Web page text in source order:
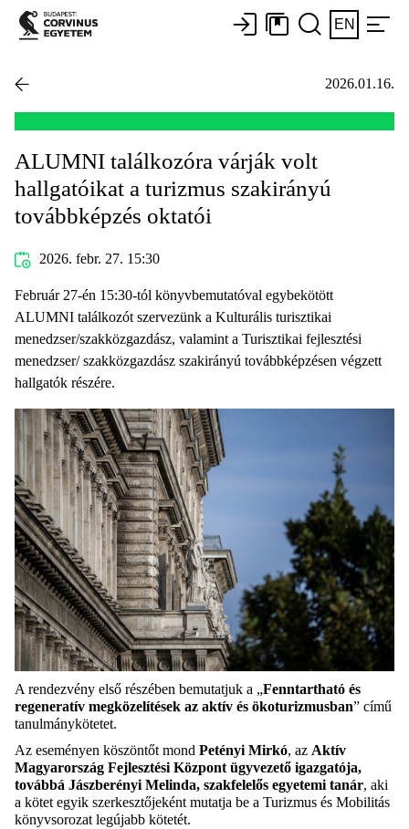
EN
2026.01.16.
ALUMNI találkozóra várják volt
hallgatóikat a turizmus szakirányú
továbbképzés oktatói
2026. febr. 27. 15:30
Február 27-én 15:30-tól könyvbemutatóval egybekötött
ALUMNI találkozót szervezünk a Kulturális turisztikai
menedzser/szakközgazdász, valamint a Turisztikai fejlesztési
menedzser/ szakközgazdász szakirányú továbbképzésen végzett
hallgatók részére.
A rendezvény első részében bemutatjuk a „Fenntartható és
regeneratív megközelítések az aktív és ökoturizmusban” című
tanulmánykötetet.
Az eseményen köszöntőt mond Petényi Mirkó, az Aktív
Magyarország Fejlesztési Központ ügyvezető igazgatója,
továbbá Jászberényi Melinda, szakfelelős egyetemi tanár, aki
a kötet egyik szerkesztőjeként mutatja be a Turizmus és Mobilitás
könyvsorozat legújabb kötetét.